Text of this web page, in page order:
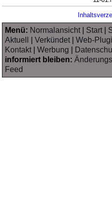
Menü: Normalansicht| Start|
Aktuell
|Verkündet|Web-
Kontakt|Werbung
informiert bleiben:
Feed